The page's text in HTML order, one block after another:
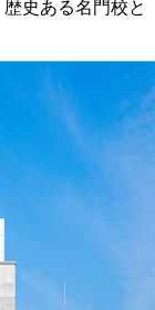
史ある名門校と